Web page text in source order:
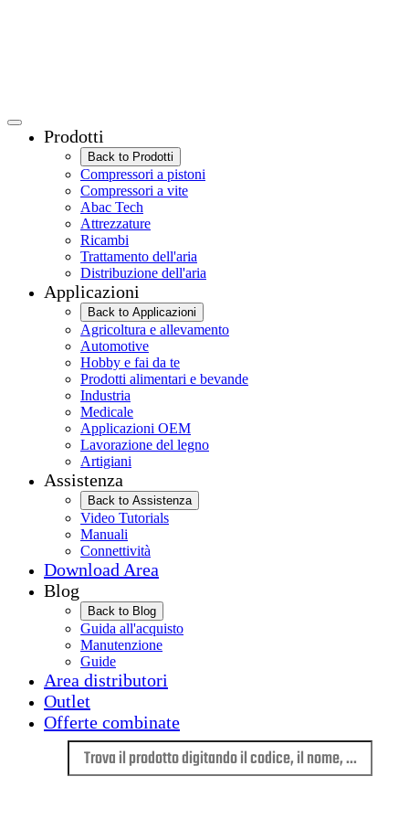
Prodotti
Back to Prodotti
Compressori a pistoni
Compressori a vite
Abac Tech
Attrezzature
Ricambi
Trattamento dell'aria
Distribuzione dell'aria
Applicazioni
Back to Applicazioni
Agricoltura e allevamento
Automotive
Hobby e fai da te
Prodotti alimentari e bevande
Industria
Medicale
Applicazioni OEM
Lavorazione del legno
Artigiani
Assistenza
Back to Assistenza
Video Tutorials
Manuali
Connettività
Download Area
Blog
Back to Blog
Guida all'acquisto
Manutenzione
Guide
Area distributori
Outlet
Offerte combinate